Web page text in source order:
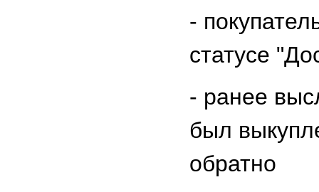
-
статусе
- ранее
был
обратно